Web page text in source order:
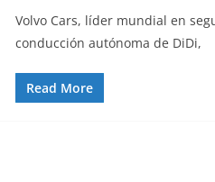
Volvo Cars, líder mundial en
conducción autónoma de DiDi,
Read More